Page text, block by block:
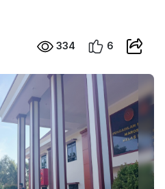
334 6